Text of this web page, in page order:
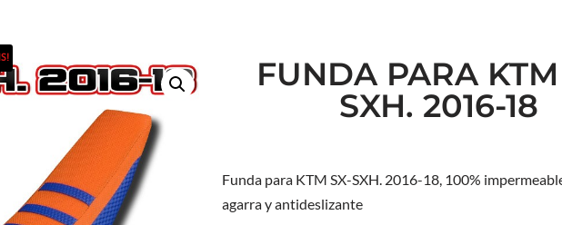
FUNDA PARA
SXH. 2016-18
Funda para KTM SX-SXH. 2016-18, 100%
agarra y antideslizante